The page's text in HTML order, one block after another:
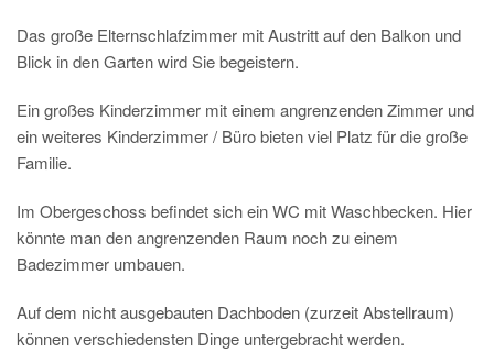
Das große Elternschlafzimmer mit Austritt auf den Balkon und
Blick in den Garten wird Sie begeistern.
Ein großes Kinderzimmer mit einem angrenzenden Zimmer und
ein weiteres Kinderzimmer / Büro bieten viel Platz für die große
Familie.
Im Obergeschoss befindet sich ein WC mit Waschbecken. Hier
könnte man den angrenzenden Raum noch zu einem
Badezimmer umbauen.
Auf dem nicht ausgebauten Dachboden (zurzeit Abstellraum)
können verschiedensten Dinge untergebracht werden.